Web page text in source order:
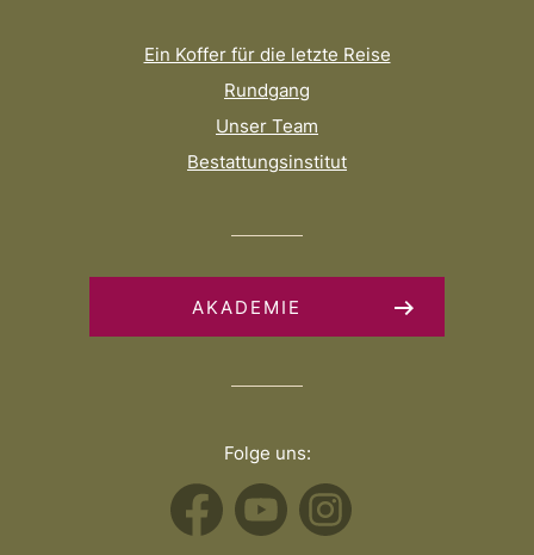
Ein Koffer für die letzte Reise
Rundgang
Unser Team
Bestattungsinstitut
AKADEMIE
Folge uns: